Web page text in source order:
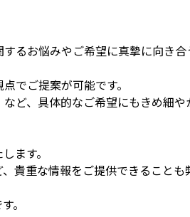
るお悩みやご希望に真摯に向き
でご提案が可能です。
ど、具体的なご希望にもきめ細や
ます。
貴重な情報をご提供できることも
。